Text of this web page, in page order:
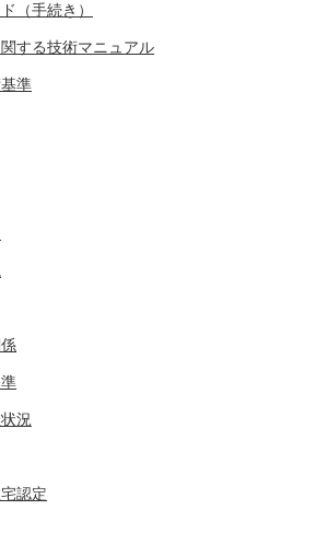
（手続き）
する技術マニュアル
準
況
認定